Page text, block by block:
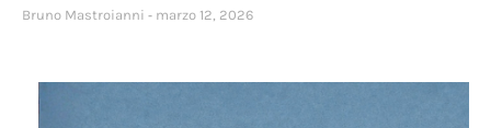
Bruno Mastroianni marzo 12, 2026